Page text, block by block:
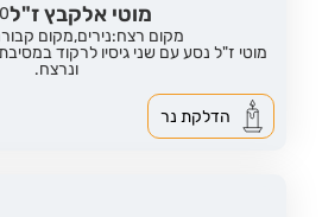
מוטי אלקבץ ז"ל
מקום רצח:נירים,מקום
מוטי ז"ל נסע עם שני גיסיו לרקוד
ונרצח.
הדלקת נר